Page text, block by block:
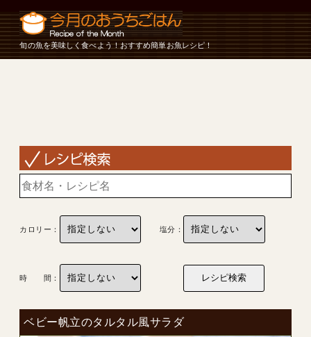
旬の魚を美味しく食べよう！おすすめ簡単お魚レシピ！
カロリー： 塩分：
時 間：
ベビー帆立のタルタル風サラダ